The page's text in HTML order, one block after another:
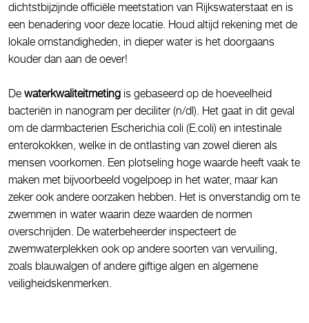
dichtstbijzijnde officiële meetstation van Rijkswaterstaat en is
een benadering voor deze locatie. Houd altijd rekening met de
lokale omstandigheden, in dieper water is het doorgaans
kouder dan aan de oever!
De waterkwaliteitmeting is gebaseerd op de hoeveelheid
bacteriën in nanogram per deciliter (n/dl). Het gaat in dit geval
om de darmbacterien Escherichia coli (E.coli) en intestinale
enterokokken, welke in de ontlasting van zowel dieren als
mensen voorkomen. Een plotseling hoge waarde heeft vaak te
maken met bijvoorbeeld vogelpoep in het water, maar kan
zeker ook andere oorzaken hebben. Het is onverstandig om te
zwemmen in water waarin deze waarden de normen
overschrijden. De waterbeheerder inspecteert de
zwemwaterplekken ook op andere soorten van vervuiling,
zoals blauwalgen of andere giftige algen en algemene
veiligheidskenmerken.